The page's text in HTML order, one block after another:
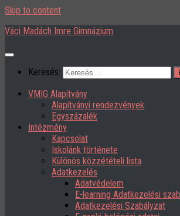
Skip to content
Váci Madách Imre Gimnázium
Keresés:
VMIG Alapítvány
Alapítványi rendezvények
Egyszázalék
Intézmény
Kapcsolat
Iskolánk története
Különös közzétételi lista
Adatkezelés
Adatvédelem
E-learning Adatkezelési
Adatkezelési Szabályzat